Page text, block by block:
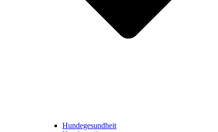
Hundegesundheit